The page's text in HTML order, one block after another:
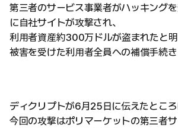
第三者のサービス事業者がハッキング
に自社サイトが攻撃され、
利用者資産約300万ドルが盗まれたと明
被害を受けた利用者全員への補償手続き
ディクリプトが6月25日に伝えたところ
今回の攻撃はポリマーケットの第三者